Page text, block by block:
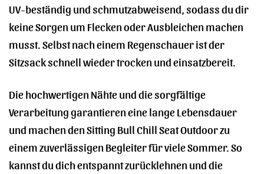
UV-beständig und schmutzabweisend, sodass du dir
keine Sorgen um Flecken oder Ausbleichen machen
musst. Selbst nach einem Regenschauer ist der
Sitzsack schnell wieder trocken und einsatzbereit.
Die hochwertigen Nähte und die sorgfältige
Verarbeitung garantieren eine lange Lebensdauer
und machen den Sitting Bull Chill Seat Outdoor zu
einem zuverlässigen Begleiter für viele Sommer. So
kannst du dich entspannt zurücklehnen und die